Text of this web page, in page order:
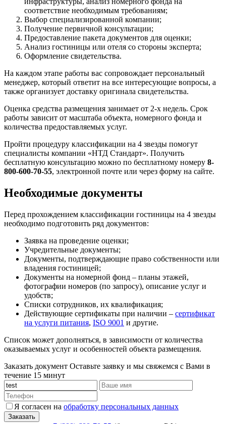
соответствие необходимым требованиям;
Выбор специализированной компании;
Получение первичной консультации;
Предоставление пакета документов для оценки;
Анализ гостиницы или отеля со стороны эксперта;
Оформление свидетельства.
На каждом этапе работы вас сопровождает персональный
менеджер, который ответит на все интересующие вопросы, а
также организует доставку оригинала свидетельства.
Оценка средства размещения занимает от 2-х недель. Срок
работы зависит от масштаба объекта, номерного фонда и
количества предоставляемых услуг.
Пройти процедуру классификации на 4 звезды помогут
специалисты компании «НТД Стандарт». Получить
бесплатную консультацию можно по бесплатному номеру 8-
800-600-70-55, электронной почте или через форму на сайте.
Необходимые документы
Перед прохождением классификации гостиницы на 4 звезды
необходимо подготовить ряд документов:
Заявка на проведение оценки;
Учредительные документы;
Документы, подтверждающие право собственности или
владения гостиницей;
Документы на номерной фонд – планы этажей,
фотографии номеров (по запросу), описание услуг и
удобств;
Списки сотрудников, их квалификация;
Действующие сертификаты при наличии – сертификат
на услуги питания, ISO 9001 и другие.
Список может дополняться, в зависимости от количества
оказываемых услуг и особенностей объекта размещения.
Заказать документ Оставьте заявку и мы свяжемся с Вами в
течение 15 минут
Я согласен на обработку персональных данных